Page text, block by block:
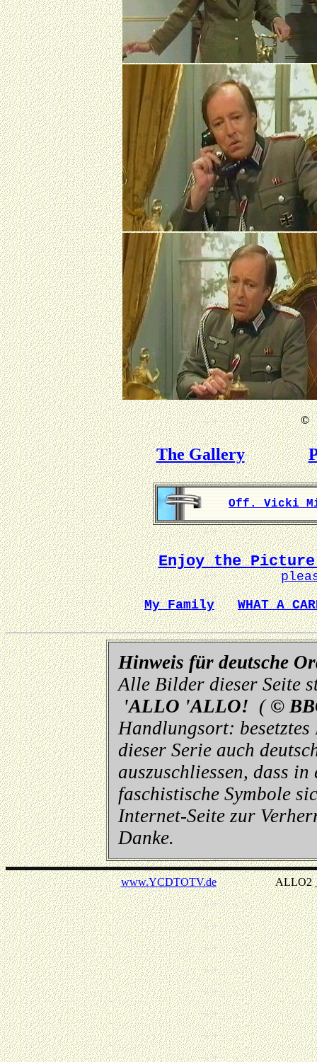
©
The Gallery
Off. Vicki
Enjoy the Picture
My Family
WHAT A
Hinweis für deutsche
Alle Bilder dieser Seite
'ALLO 'ALLO! ( ©
Handlungsort:
dieser Serie auch
auszuschliessen, dass in
faschistische Symbole
Internet-Seite zur
Danke.
www.YCDTOTV.deALLO2 _